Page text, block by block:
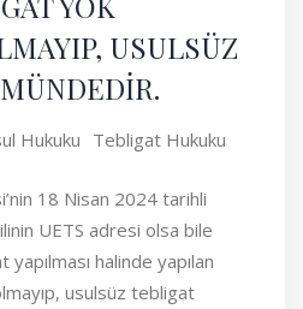
USULSÜZ
Hukuku Tebligat Hukuku
18 Nisan 2024 tarihli
UETS adresi olsa bile
halinde yapılan
usulsüz tebligat